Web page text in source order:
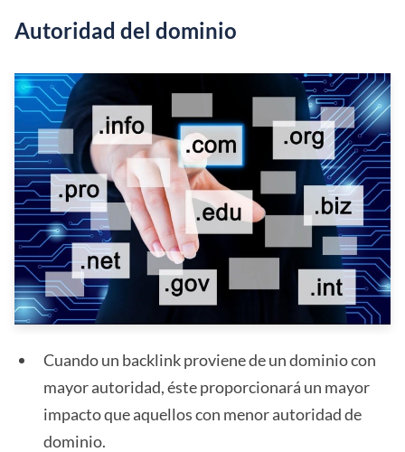
Autoridad del dominio
Cuando un backlink proviene de un dominio con
mayor autoridad, éste proporcionará un mayor
impacto que aquellos con menor autoridad de
dominio.